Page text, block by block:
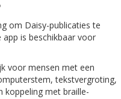
om Daisy-publicaties te
is beschikbaar voor
voor mensen met een
tekstvergroting,
koppeling met braille-